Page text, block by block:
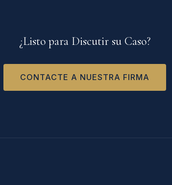
¿Listo para Discutir su Caso?
CONTACTE A NUESTRA FIRMA